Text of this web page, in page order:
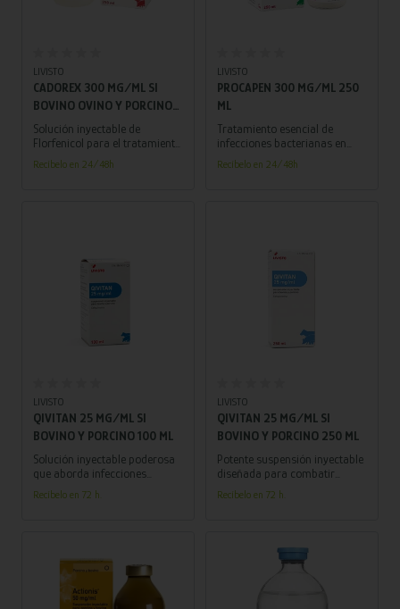
LIVISTO
CADOREX 300 MG/ML SI
BOVINO OVINO Y PORCINO
250 ML
Solución inyectable de
Florfenicol para el tratamiento
eficaz de infecciones
respiratorias en bovino, ovino
Recíbelo en 24/48h
LIVISTO
PROCAPEN 300 MG/ML 250
ML
Tratamiento esencial de
infecciones bacterianas en
porcinos, bovinos y caballos.
Suspensión inyectable de
Recíbelo en 24/48h
LIVISTO
QIVITAN 25 MG/ML SI
BOVINO Y PORCINO 100 ML
Solución inyectable poderosa
que aborda infecciones
bacterianas en bovinos y
porcinos, respaldando su
Recíbelo en 72 h.
LIVISTO
QIVITAN 25 MG/ML SI
BOVINO Y PORCINO 250 ML
Potente suspensión inyectable
diseñada para combatir
eficazmente infecciones
bacterianas en bovinos y
Recíbelo en 72 h.